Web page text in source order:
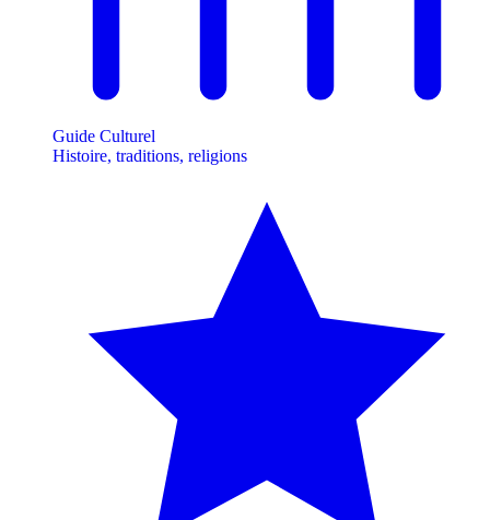
Guide Culturel
Histoire, traditions, religions